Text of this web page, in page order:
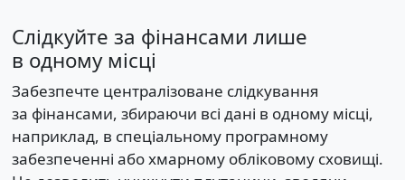
Слідкуйте за фінансами лише
в одному місці
Забезпечте централізоване слідкування
за фінансами, збираючи всі дані в одному місці,
наприклад, в спеціальному програмному
забезпеченні або хмарному обліковому сховищі.